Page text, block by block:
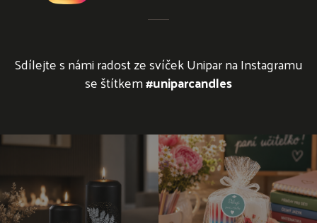
Sdílejte s námi radost ze svíček Unipar na Instagramu
se štítkem#uniparcandles